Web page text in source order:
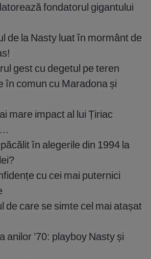
fondatorul gigantului
de la Nasty luat în mormânt de
gest cu degetul pe teren
în comun cu Maradona și
mare impact al lui Țiriac
în alegerile din 1994 la
cu cei mai puternici
de care se simte cel mai atașat
anilor ’70: playboy Nasty și